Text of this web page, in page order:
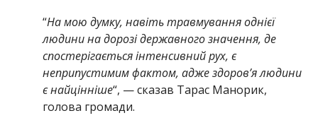
“На мою думку, навіть травмування однієї
людини на дорозі державного значення, де
спостерігається інтенсивний рух, є
неприпустимим фактом, адже здоров’я людини
є найцінніше“, — сказав Тарас Манорик,
голова громади.